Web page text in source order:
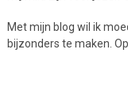
Met mijn blog wil ik
bijzonders te maken.